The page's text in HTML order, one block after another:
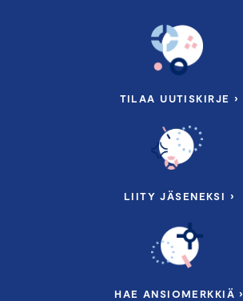
TILAA UUTISKIRJE ›
LIITY JÄSENEKSI ›
HAE ANSIOMERKKIÄ ›